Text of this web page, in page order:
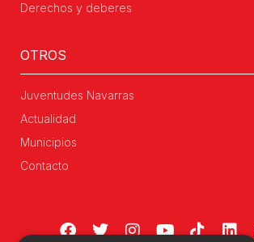
Derechos y deberes
OTROS
Juventudes Navarras
Actualidad
Municipios
Contacto